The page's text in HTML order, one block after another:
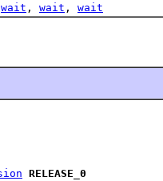
wait , wait , wait
RELEASE_0